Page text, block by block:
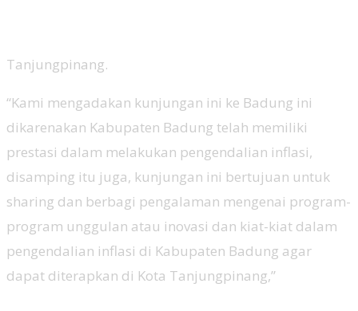
Tanjungpinang.
“Kami mengadakan kunjungan ini ke Badung ini
dikarenakan Kabupaten Badung telah memiliki
prestasi dalam melakukan pengendalian inflasi,
disamping itu juga, kunjungan ini bertujuan untuk
sharing dan berbagi pengalaman mengenai program-
program unggulan atau inovasi dan kiat-kiat dalam
pengendalian inflasi di Kabupaten Badung agar
dapat diterapkan di Kota Tanjungpinang,”